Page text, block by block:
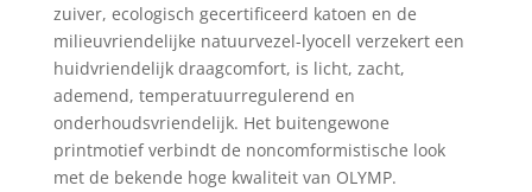
zuiver, ecologisch gecertificeerd katoen en de
milieuvriendelijke natuurvezel-lyocell verzekert een
huidvriendelijk draagcomfort, is licht, zacht,
ademend, temperatuurregulerend en
onderhoudsvriendelijk. Het buitengewone
printmotief verbindt de noncomformistische look
met de bekende hoge kwaliteit van OLYMP.